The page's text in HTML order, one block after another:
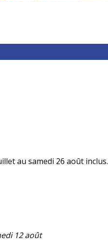
au samedi 26 août inclus.
12 août